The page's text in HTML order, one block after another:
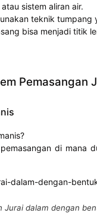
sistem aliran air.
teknik tumpang
bisa menjadi titik
Pemasangan
di mana
Jurai dalam dengan